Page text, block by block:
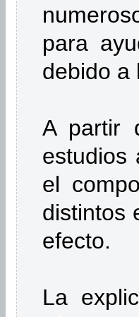
para
debido a
A partir
estudios
el
distintos
efecto.
La